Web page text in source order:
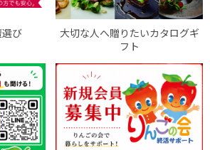
び
大切な人へ贈りたいカタログギ
フト